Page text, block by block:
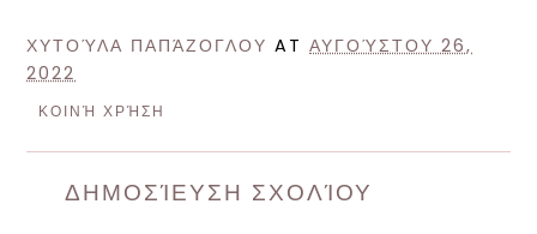
ΧΥΤΟΎΛΑ ΠΑΠΆΖΟΓΛΟΥ ATΑΥΓΟΎΣΤΟΥ 26,
2022
ΚΟΙΝΉ ΧΡΉΣΗ
ΔΗΜΟΣΊΕΥΣΗ ΣΧΟΛΊΟΥ